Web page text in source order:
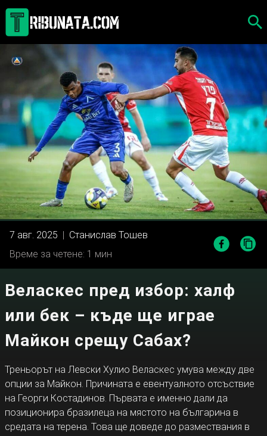
Skip
content
7 авг. 2025 | Станислав Тошев
Време за четене: 1 мин
Веласкес пред избор: халф
или бек – къде ще играе
Майкон срещу Сабах?
Треньорът на Левски Хулио Веласкес умува между две
опции за Майкон. Причината е евентуалното отсъствие
на Георги Костадинов. Първата е именно дали да
позиционира бразилеца на мястото на българина в
средата на терена. Това ще доведе до размествания в